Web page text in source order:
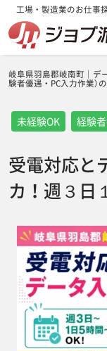
工場・製造業のお仕事
岐阜県羽島郡岐南町｜デ
験者優遇・PC入力作業）
未経験OK 経験
受電対応と
カ！週３日